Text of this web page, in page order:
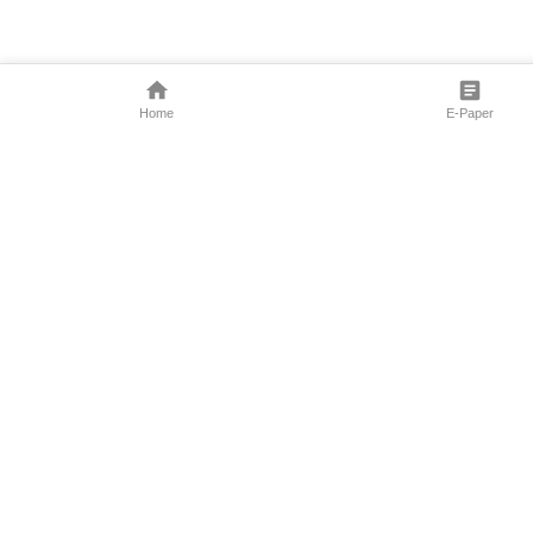
Home E-Paper